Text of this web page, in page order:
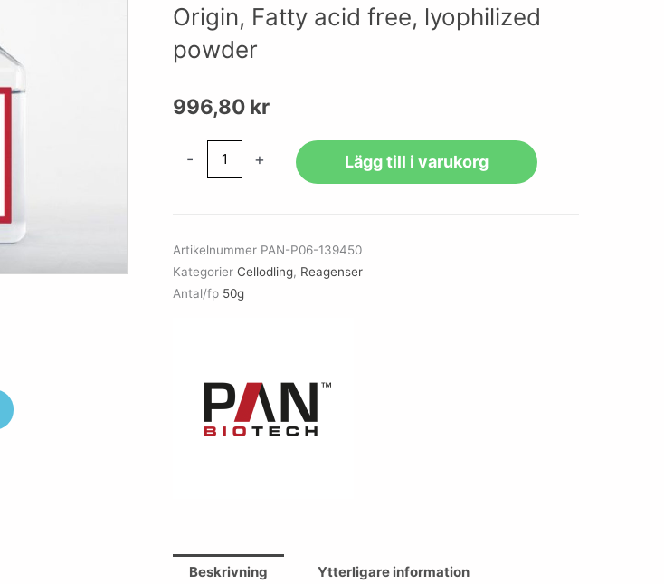
Origin, Fatty acid free, lyophilized
powder
996,80 kr
-
Origin,
Fatty
acid
mängd
+ Lägg till i varukorg
Artikelnummer PAN-P06-139450
Kategorier Cellodling, Reagenser
Antal/fp 50g
Beskrivning Ytterligare information